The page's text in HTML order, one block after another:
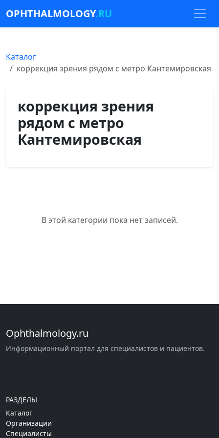
OPHTHALMOLOGY.RU
Каталог
коррекция зрения рядом с метро Кантемировская
коррекция зрения
рядом с метро
Кантемировская
В этой категории пока нет записей.
Ophthalmology.ru
Информационный портал для специалистов и пациентов.
РАЗДЕЛЫ
Каталог
Организации
Специалисты